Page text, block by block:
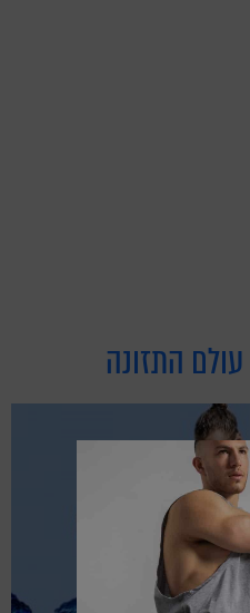
עולם התזונה